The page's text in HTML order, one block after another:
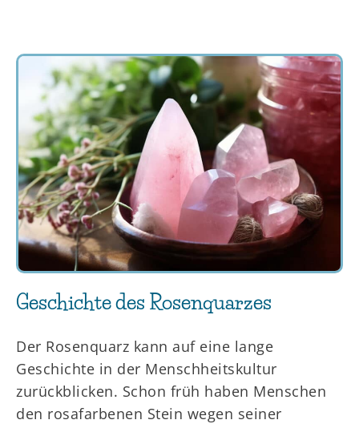
Geschichte des Rosenquarzes
Der Rosenquarz kann auf eine lange
Geschichte in der Menschheitskultur
zurückblicken. Schon früh haben Menschen
den rosafarbenen Stein wegen seiner